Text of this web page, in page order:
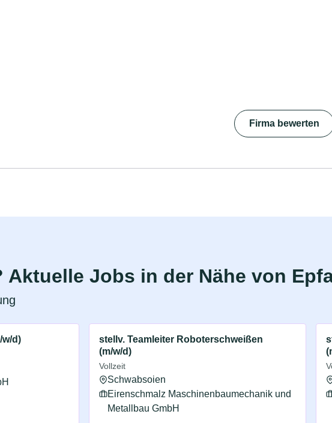
Firma bewerten
Aktuelle Jobs in der Nähe von
w/d)
stellv. Teamleiter Roboterschweißen
(m/w/d)
Vollzeit
Schwabsoien
Eirenschmalz Maschinenbaumechanik und
Metallbau GmbH